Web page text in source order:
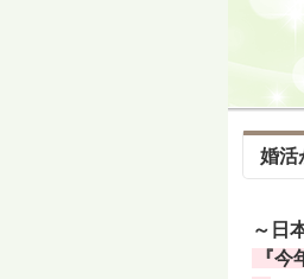
婚活
～日
『